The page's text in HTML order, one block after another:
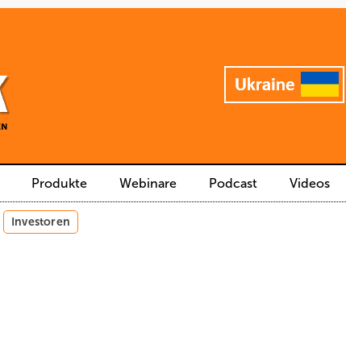
Produkte Webinare Podcast Videos
Investoren